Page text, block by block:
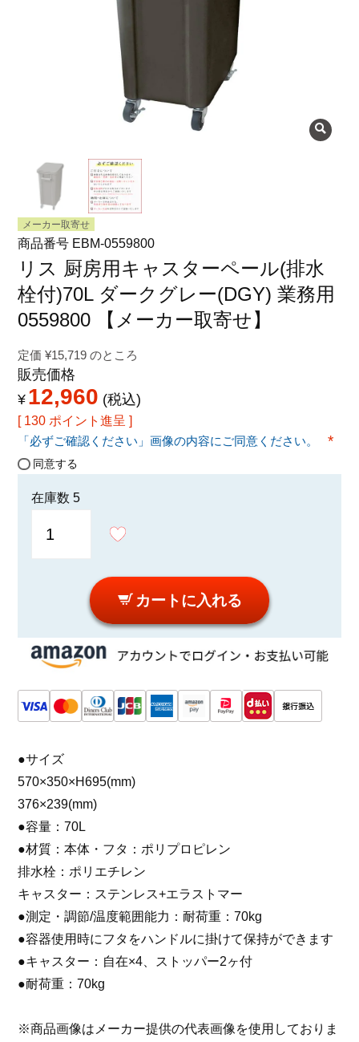
OEMについて
プライバシーポリシー
特定商取引法に関する表示
メーカー取寄せ
商品番号 EBM-0559800
リス 厨房用キャスターペール(排水
栓付)70L ダークグレー(DGY) 業務用
0559800 【メーカー取寄せ】
定価 ¥15,719 のところ
販売価格
¥ 12,960 税込
130 ポイント進呈 ]
「必ずご確認ください」画像の内容にご同意ください。
同意する
在庫数 5
カートに入れる
●サイズ
570×350×H695(mm)
376×239(mm)
●容量：70L
●材質：本体・フタ：ポリプロピレン
排水栓：ポリエチレン
キャスター：ステンレス+エラストマー
●測定・調節/温度範囲能力：耐荷重：70kg
●容器使用時にフタをハンドルに掛けて保持ができます
●キャスター：自在×4、ストッパー2ヶ付
●耐荷重：70kg
※商品画像はメーカー提供の代表画像を使用しておりま